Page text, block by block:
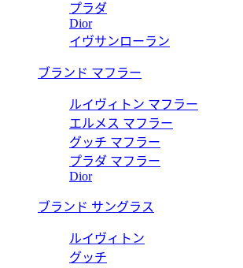
プラダ
Dior
イヴサンローラン
ブランド マフラー
ルイヴィトン マフラー
エルメス マフラー
グッチ マフラー
プラダ マフラー
Dior
ブランド サングラス
ルイヴィトン
グッチ